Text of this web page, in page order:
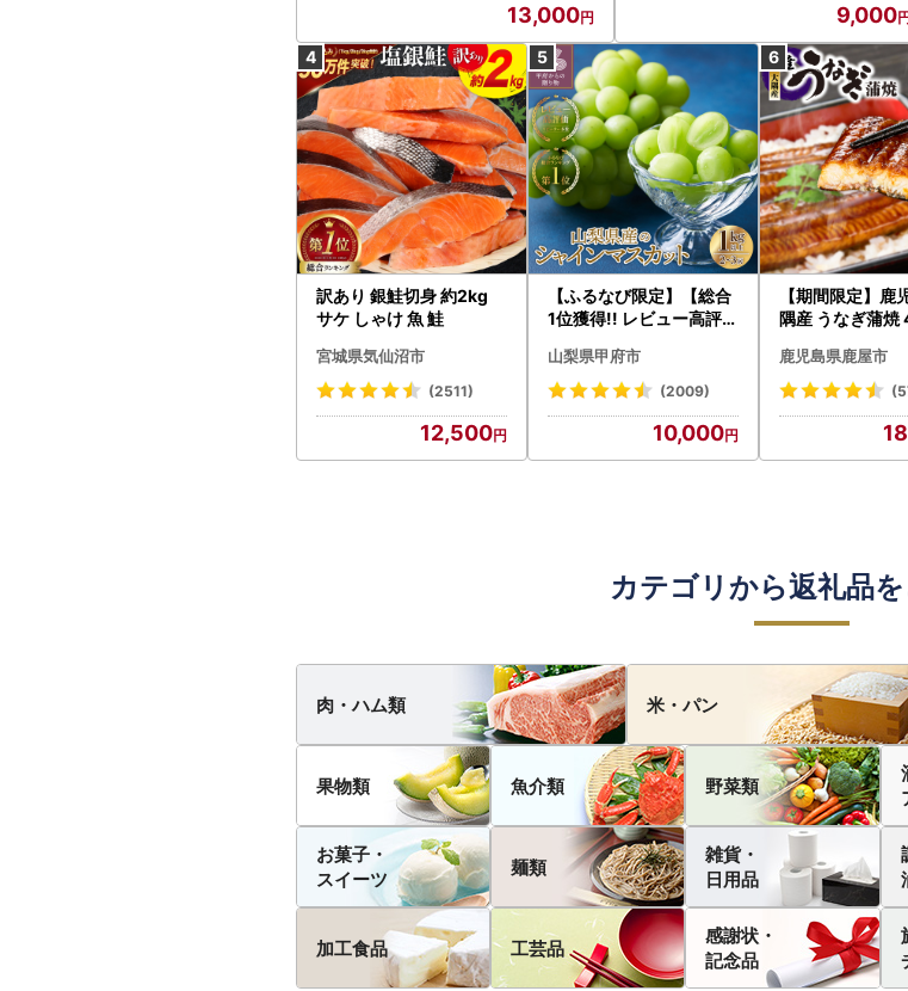
13,000 9,000
訳あり 銀鮭切身 約2kg
サケ しゃけ 魚 鮭
宮城県気仙沼市
(2511)
12,500
【ふるなび限定】【総合
1位獲得!! レビュー高評価
〉山梨県産 シャインマス
カット 2～3房（1.0kg以
N-Limited-SP
山梨県甲府市
(2009)
10,000
【期間限定】鹿
隅産 うなぎ蒲焼
cp18 うなぎ 鰻
菜
鹿児島県鹿屋市
カテゴリから返礼品
肉・ハム類 米・パン
果物類 魚介類 野菜類
お菓子・
スイーツ
麺類
雑貨・
日用品
加工食品 工芸品
感謝状・
記念品